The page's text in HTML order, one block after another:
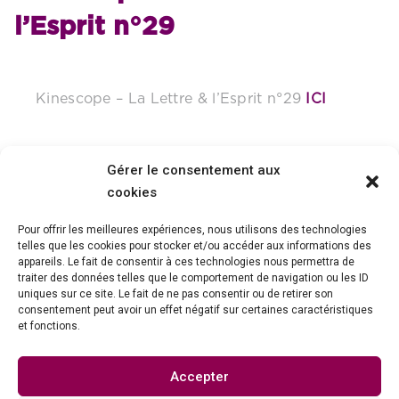
Gérer le consentement aux
cookies
Pour offrir les meilleures expériences, nous utilisons des technologies
telles que les cookies pour stocker et/ou accéder aux informations des
appareils. Le fait de consentir à ces technologies nous permettra de
traiter des données telles que le comportement de navigation ou les ID
uniques sur ce site. Le fait de ne pas consentir ou de retirer son
consentement peut avoir un effet négatif sur certaines caractéristiques
et fonctions.
Accepter
l’Esprit n°29
Kinescope – La Lettre & l’Esprit n°29 ICI